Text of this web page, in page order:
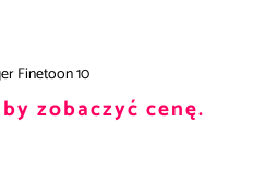
Finetoon 10
zobaczyć cenę.